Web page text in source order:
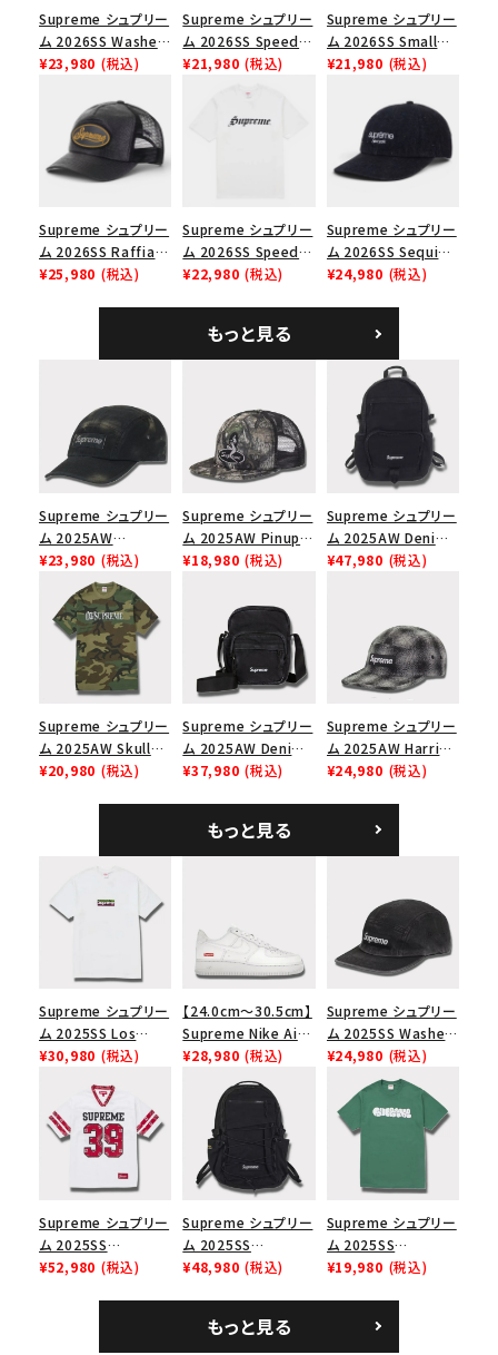
価格から探す
円 ～
絞り込んで検索する
Supreme シュプリー
ム 2026SS Washed
Chino Twill Camp
ノツイル キャンプキャ
ップ ブラック
¥23,980 (税込)
Supreme シュプリー
ム 2026SS Speed
Tee スピードTシャツ
¥21,980 (税込)
Supreme シュプリー
ム 2026SS Small
Box Tee スモールボ
¥21,980 (税込)
Supreme シュプリー
ム 2026SS Raffia
Mesh Back 5-Panel
¥25,980 (税込)
Supreme シュプリー
ム 2026SS Speed
Tee スピードTシャツ
¥22,980 (税込)
Supreme シュプリー
ム 2026SS Sequin
Denim Classic
シックロゴ 6パネルキ
ャップ ブラック
¥24,980 (税込)
もっと見る
Supreme シュプリー
ム 2025AW
Overdyed Camp
Cap オーバーダイド
キャンプキャップ ブ
ラック
¥23,980 (税込)
Supreme シュプリー
ム 2025AW Pinup
Mesh Back 5-Panel
ュバック 5パネルキャ
ップ トゥルーティン
バーHTC フォールカ
¥18,980 (税込)
Supreme シュプリー
ム 2025AW Denim
Backpack デニム バ
¥47,980 (税込)
Supreme シュプリー
ム 2025AW Skull
Tee スカル Tシャ
¥20,980 (税込)
Supreme シュプリー
ム 2025AW Denim
Shoulder Bag デニ
¥37,980 (税込)
Supreme シュプリー
ム 2025AW Harris
Tweed Camp Cap
¥24,980 (税込)
もっと見る
Supreme シュプリー
ム 2025SS Los
Angeles Fire Relief
イヤーリリーフボック
スロゴTシャツ ホワ
イト 白
¥30,980 (税込)
【24.0cm～30.5cm】
Supreme Nike Air
Force 1 Low シュプ
リーム ナイキエアフォ
ース１スニーカー シ
ューズ ホワイト
¥28,980 (税込)
Supreme シュプリー
ム 2025SS Washed
Chino Twill Camp
Cap ウォッシュチノツ
イルキャンプキャップ
ブラック 黒
¥24,980 (税込)
Supreme シュプリー
ム 2025SS
Bandana Football
¥52,980 (税込)
Supreme シュプリー
ム 2025SS
Backpack バックパッ
¥48,980 (税込)
Supreme シュプリー
ム 2025SS
Homerun Tee ホー
¥19,980 (税込)
もっと見る